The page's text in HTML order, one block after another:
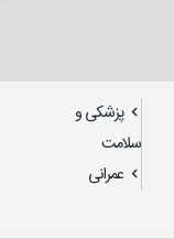
پزشکی و
سلامت
عمرانی